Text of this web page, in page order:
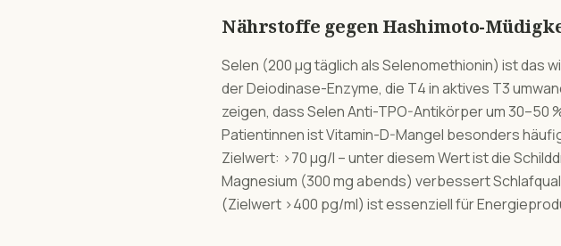
Nährstoffe gegen Hashimoto-
Selen (200 µg täglich als Selenomethionin) ist das
der Deiodinase-Enzyme, die T4 in aktives T3
zeigen, dass Selen Anti-TPO-Antikörper um 30–50
Patientinnen ist Vitamin-D-Mangel besonders
Zielwert: >70 µg/l – unter diesem Wert ist die
Magnesium (300 mg abends) verbessert
(Zielwert >400 pg/ml) ist essenziell für